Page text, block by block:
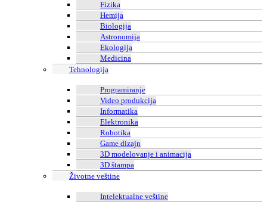
Fizika
Hemija
Biologija
Astronomija
Ekologija
Medicina
Tehnologija
Programiranje
Video produkcija
Informatika
Elektronika
Robotika
Game dizajn
3D modelovanje i animacija
3D štampa
Životne veštine
Intelektualne veštine